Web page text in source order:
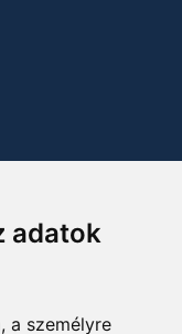
adatok
a személyre